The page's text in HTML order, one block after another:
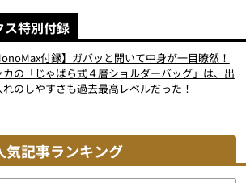
ス特別付録
付録】ガバッと開いて中身が一目瞭然！
カの「じゃばら式４層ショルダーバッグ」は、出
れのしやすさも過去最高レベルだった！
気記事ランキング